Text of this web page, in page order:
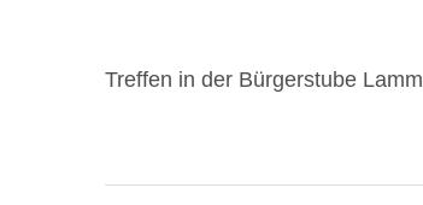
Treffen in der Bürgerstube Lamm